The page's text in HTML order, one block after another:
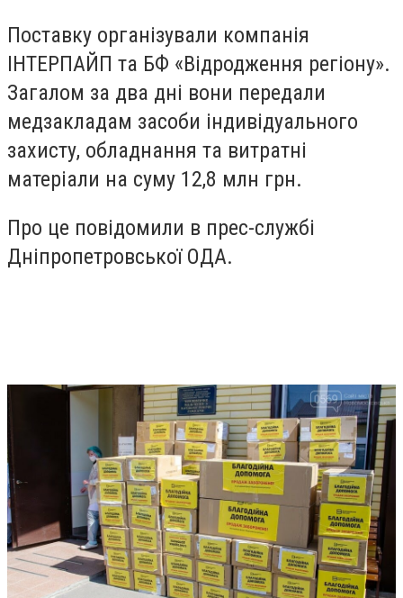
Поставку організували компанія
ІНТЕРПАЙП та БФ «Відродження регіону».
Загалом за два дні вони передали
медзакладам засоби індивідуального
захисту, обладнання та витратні
матеріали на суму 12,8 млн грн.
Про це повідомили в прес-службі
Дніпропетровської ОДА.